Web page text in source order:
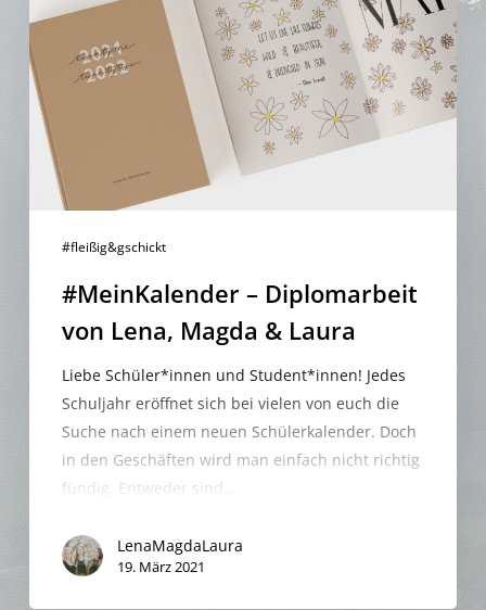
Diplomarbeit
Lena,
Magda
Laura
#fleißig&gschickt
#MeinKalender – Diplomarbeit
von Lena, Magda & Laura
Liebe Schüler*innen und Student*innen! Jedes
Schuljahr eröffnet sich bei vielen von euch die
Suche nach einem neuen Schülerkalender. Doch
in den Geschäften wird man einfach nicht richtig
fündig. Entweder sind…
LenaMagdaLaura
19. März 2021